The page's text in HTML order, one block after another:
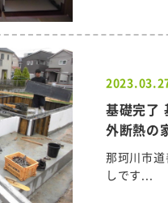
基礎完了
外断熱の
那珂川市
しです...